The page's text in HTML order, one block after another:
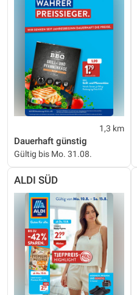
1,3 km
Dauerhaft günstig
Gültig bis Mo. 31.08.
ALDI SÜD